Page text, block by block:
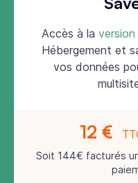
Accès à la version
Hébergement et
vos données
12 €
Soit 144€ facturés